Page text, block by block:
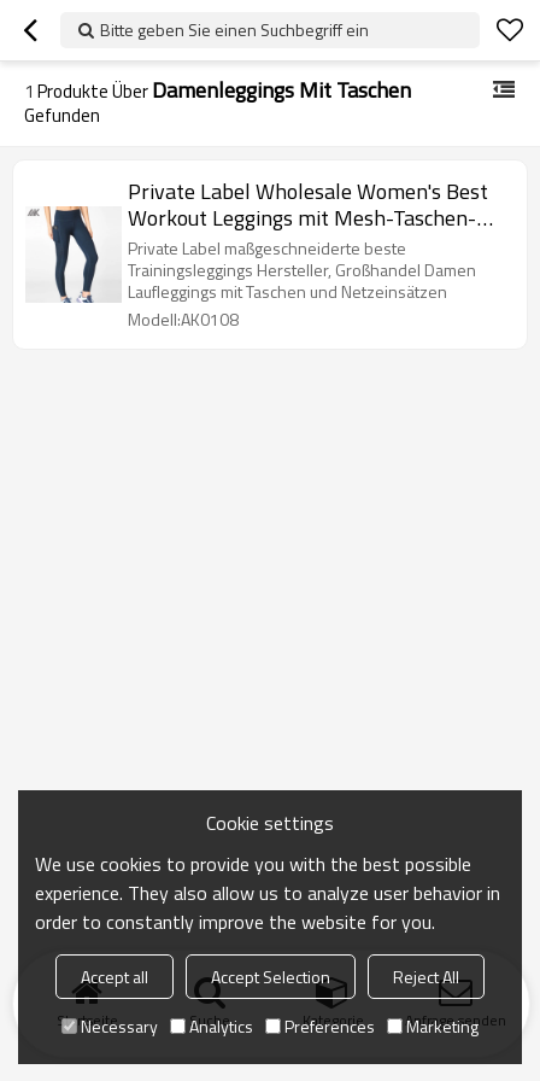
Bitte geben Sie einen Suchbegriff ein
1 Produkte ÜberDamenleggings Mit Taschen
Gefunden
Private Label Wholesale Women's Best
Workout Leggings mit Mesh-Taschen-
Aktik
Private Label maßgeschneiderte beste
Trainingsleggings Hersteller, Großhandel Damen
Laufleggings mit Taschen und Netzeinsätzen
Modell:AK0108
Startseite Suche Kategorie Anfrage senden
Cookie settings
We use cookies to provide you with the best possible
experience. They also allow us to analyze user behavior in
order to constantly improve the website for you.
Accept all Accept Selection
Reject All
Necessary
Analytics Preferences Marketing